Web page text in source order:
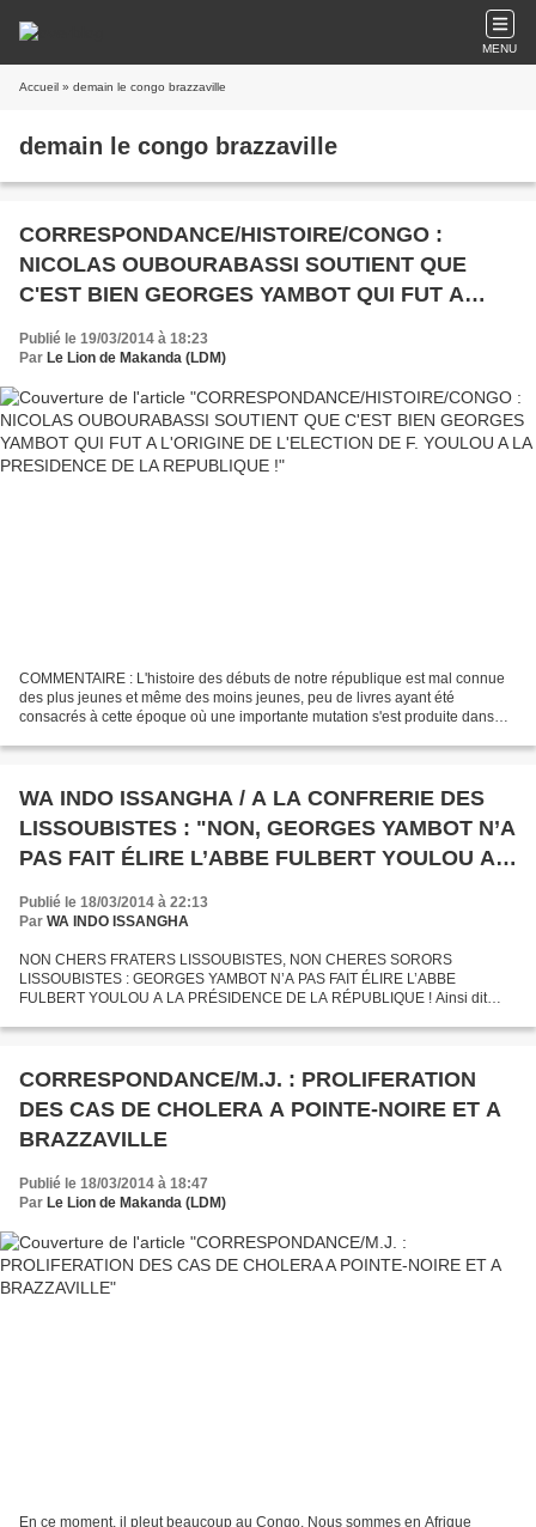
MENU
Accueil » demain le congo brazzaville
demain le congo brazzaville
CORRESPONDANCE/HISTOIRE/CONGO :
NICOLAS OUBOURABASSI SOUTIENT QUE
C'EST BIEN GEORGES YAMBOT QUI FUT A
L'ORIGINE DE L'ELECTION DE F. YOULOU A LA
PRESIDENCE DE LA REPUBLIQUE !
Publié le 19/03/2014 à 18:23
Par Le Lion de Makanda (LDM)
COMMENTAIRE : L'histoire des débuts de notre république est mal connue
des plus jeunes et même des moins jeunes, peu de livres ayant été
consacrés à cette époque où une importante mutation s'est produite dans
WA INDO ISSANGHA / A LA CONFRERIE DES
LISSOUBISTES : "NON, GEORGES YAMBOT N’A
PAS FAIT ÉLIRE L’ABBE FULBERT YOULOU A
Publié le 18/03/2014 à 22:13
Par WA INDO ISSANGHA
NON CHERS FRATERS LISSOUBISTES, NON CHERES SORORS
LISSOUBISTES : GEORGES YAMBOT N’A PAS FAIT ÉLIRE L’ABBE
FULBERT YOULOU A LA PRÉSIDENCE DE LA RÉPUBLIQUE ! Ainsi dit
Mr. Georges !...
CORRESPONDANCE/M.J. : PROLIFERATION
DES CAS DE CHOLERA A POINTE-NOIRE ET A
BRAZZAVILLE
Publié le 18/03/2014 à 18:47
Par Le Lion de Makanda (LDM)
En ce moment, il pleut beaucoup au Congo. Nous sommes en Afrique